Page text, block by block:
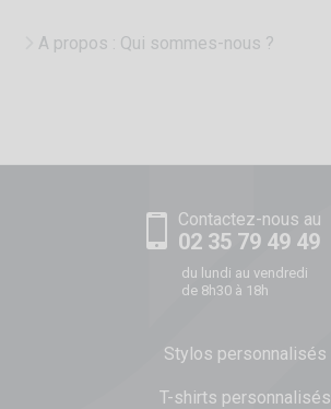
A propos : Qui sommes-nous ?
Contactez-nous au
02 35 79 49 49
du lundi au vendredi
de 8h30 à 18h
Stylos personnalisés
T-shirts personnalisés